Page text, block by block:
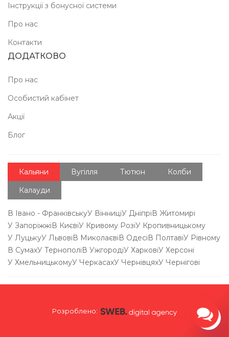
Інструкції з бонусної системи
Про нас
Контакти
ДОДАТКОВО
Про нас
Особистий кабінет
Акції
Блог
Кальяни Вугілля Тютюн
Колби
Калауди
В Івано - ФранківськуУ ВінниціУ ДніпріВ Житомирі
У ЗапоріжжіВ КиєвіУ Кривому РозіУ Кропивницькому
У ЛуцькуУ ЛьвовіВ МиколаєвіВ ОдесіВ ПолтавіУ Рівному
В СумахУ ТернополіВ УжгородіУ ХарковіУ Херсоні
У ХмельницькомуУ ЧеркасахУ ЧернівцяхУ Чернігові
Розроблено: